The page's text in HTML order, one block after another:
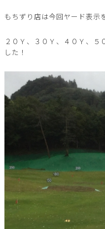
もちずり店は今回ヤード表示
２０Ｙ、３０Ｙ、４０Ｙ、５
した！